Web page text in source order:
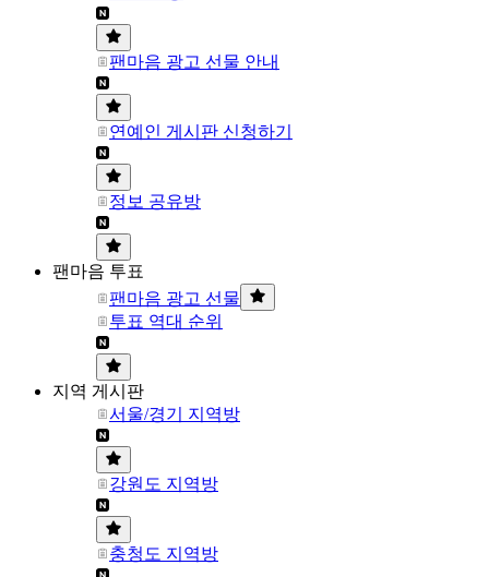
팬마음 광고 선물 안내
연예인 게시판 신청하기
정보 공유방
팬마음 투표
팬마음 광고 선물
투표 역대 순위
지역 게시판
서울/경기 지역방
강원도 지역방
충청도 지역방